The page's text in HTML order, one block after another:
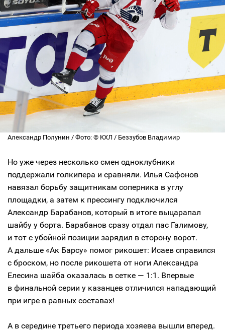
Александр Полунин / Фото: © КХЛ / Беззубов Владимир
Но уже через несколько смен одноклубники
поддержали голкипера и сравняли. Илья Сафонов
навязал борьбу защитникам соперника в углу
площадки, а затем к прессингу подключился
Александр Барабанов, который в итоге выцарапал
шайбу у борта. Барабанов сразу отдал пас Галимову,
и тот с убойной позиции зарядил в сторону ворот.
А дальше «Ак Барсу» помог рикошет: Исаев справился
с броском, но после рикошета от ноги Александра
Елесина шайба оказалась в сетке — 1:1. Впервые
в финальной серии у казанцев отличился нападающий
при игре в равных составах!
А в середине третьего периода хозяева вышли вперед.